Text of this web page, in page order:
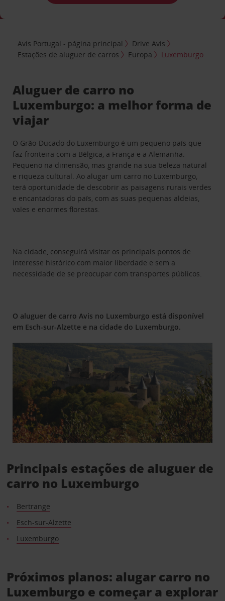
Avis Portugal - página principal
Drive Avis
Estações de aluguer de carros
Europa Luxemburgo
Aluguer de carro no
Luxemburgo: a melhor forma de
viajar
O Grão-Ducado do Luxemburgo é um pequeno país que
faz fronteira com a Bélgica, a França e a Alemanha.
Pequeno na dimensão, mas grande na sua beleza natural
e riqueza cultural. Ao alugar um carro no Luxemburgo,
terá oportunidade de descobrir as paisagens rurais verdes
e encantadoras do país, com as suas pequenas aldeias,
vales e enormes florestas.
Na cidade, conseguirá visitar os principais pontos de
interesse histórico com maior liberdade e sem a
necessidade de se preocupar com transportes públicos.
O aluguer de carro Avis no Luxemburgo está disponível
em Esch-sur-Alzette e na cidade do Luxemburgo.
Principais estações de aluguer de
carro no Luxemburgo
Bertrange
Esch-sur-Alzette
Luxemburgo
Próximos planos: alugar carro no
Luxemburgo e começar a explorar